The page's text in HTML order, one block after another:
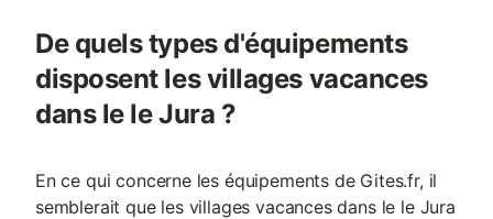
De quels types d'équipements
disposent les villages vacances
dans le le Jura ?
En ce qui concerne les équipements de Gites.fr, il
semblerait que les villages vacances dans le le Jura